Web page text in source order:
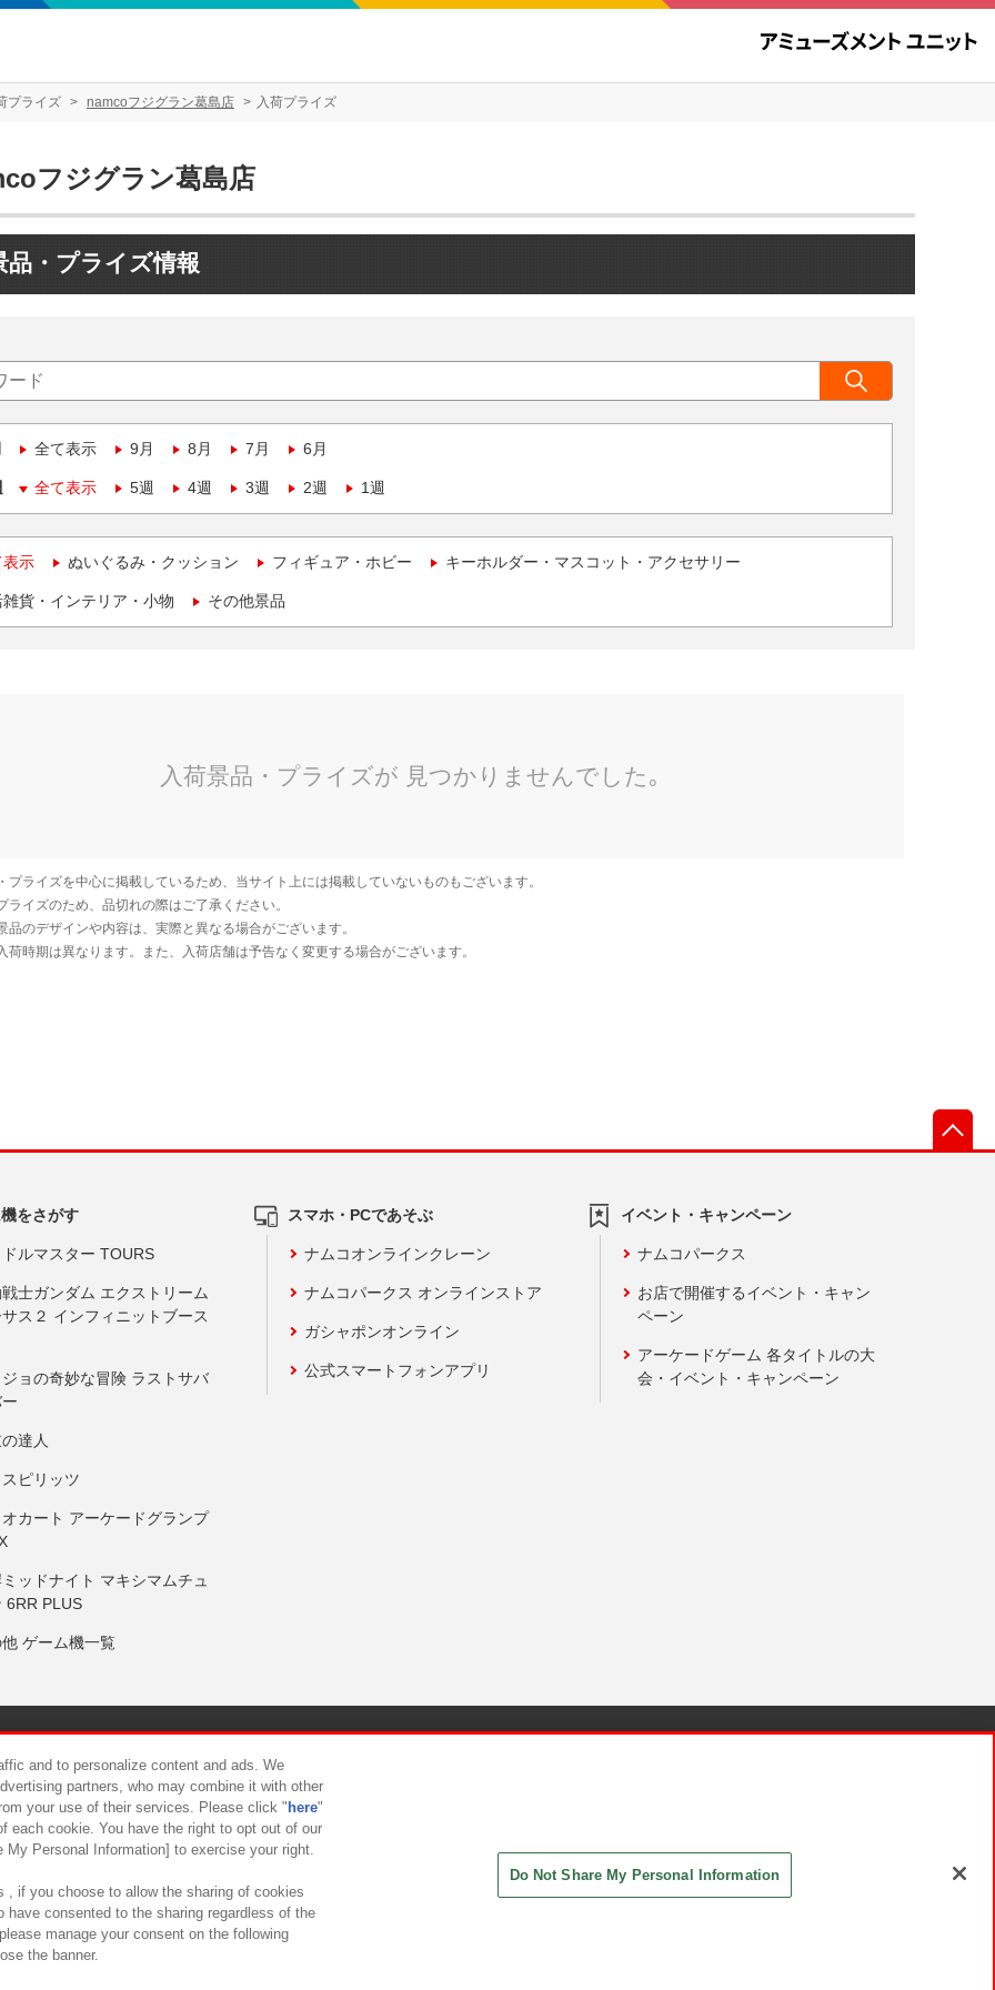
プライズ namcoフジグラン葛島店 入荷プライズ
フジグラン葛島店
品・プライズ情報
全て表示 9月 8月 7月 6月
全て表示 5週 4週 3週 2週 1週
表示 ぬいぐるみ・クッション フィギュア・ホビー キーホルダー・マスコット・アクセサリー
貨・インテリア・小物 その他景品
をさがす
ルマスター TOURS
士ガンダム エクストリーム
ス２ インフィニットブース
ョの奇妙な冒険 ラストサバ
達人
ピリッツ
カート アーケードグランプ
ッドナイト マキシマムチュ
6RR PLUS
ゲーム機一覧
スマホ・PCであそぶ
ナムコオンラインクレーン
ナムコパークス オンラインストア
ガシャポンオンライン
公式スマートフォンアプリ
イベント・キャンペーン
ナムコパークス
お店で開催するイベント・キャン
ペーン
アーケードゲーム 各タイトルの大
会・イベント・キャンペーン
について カスタマーハラスメント対応方針
and to personalize content and ads. We
partners, who may combine it with other
your use of their services. Please click " here"
each cookie. You have the right to opt out of our
Personal Information] to exercise your right.
, if you choose to allow the sharing of cookies
have consented to the sharing regardless of the
manage your consent on the following
the banner.
Do Not Share My Personal Information